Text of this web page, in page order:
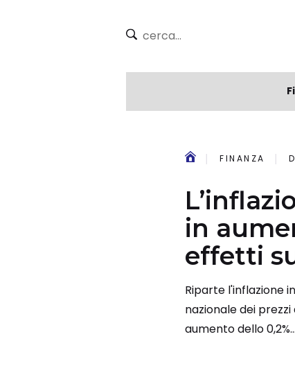
FINANZA
in
effetti
Riparte l'inflazione
nazionale dei
aumento dello 0,2%...